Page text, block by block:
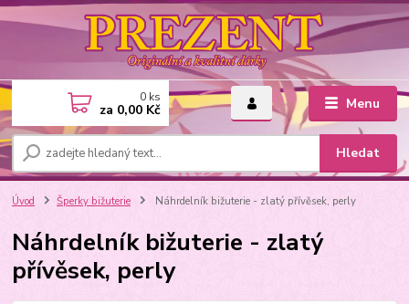
Menu
Hledat
0 ks
za 0,00 Kč
Úvod Šperky bižuterie Náhrdelník bižuterie - zlatý přívěsek, perly
Náhrdelník bižuterie - zlatý
přívěsek, perly